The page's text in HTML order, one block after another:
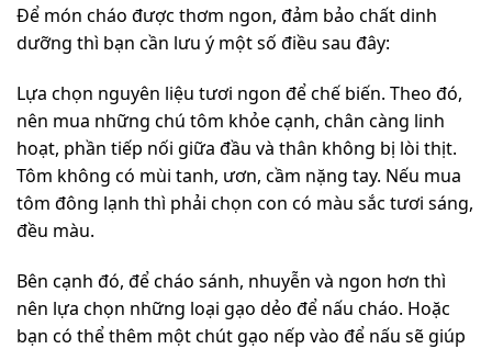
Để món cháo được thơm ngon, đảm bảo chất dinh
dưỡng thì bạn cần lưu ý một số điều sau đây:
Lựa chọn nguyên liệu tươi ngon để chế biến. Theo đó,
nên mua những chú tôm khỏe cạnh, chân càng linh
hoạt, phần tiếp nối giữa đầu và thân không bị lòi thịt.
Tôm không có mùi tanh, ươn, cầm nặng tay. Nếu mua
tôm đông lạnh thì phải chọn con có màu sắc tươi sáng,
đều màu.
Bên cạnh đó, để cháo sánh, nhuyễn và ngon hơn thì
nên lựa chọn những loại gạo dẻo để nấu cháo. Hoặc
bạn có thể thêm một chút gạo nếp vào để nấu sẽ giúp